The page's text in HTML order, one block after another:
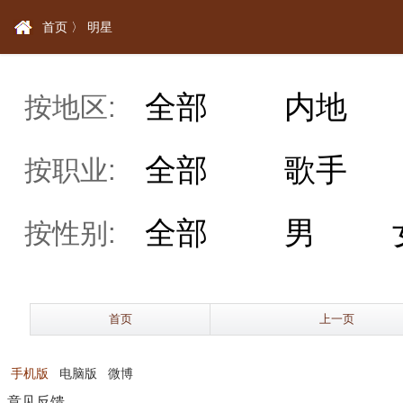
首页 〉 明星
按地区: 全部 内地
按职业: 全部 歌手
按性别: 全部 男
首页 上一页
手机版 电脑版 微博